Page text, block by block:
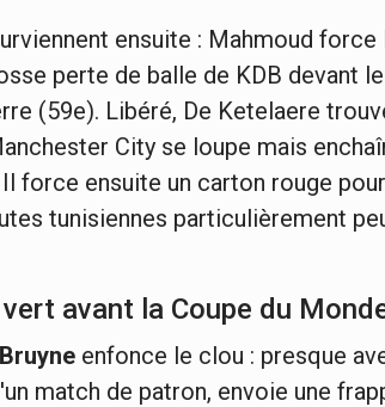
ensuite : Mahmoud
perte de balle de KDB devant
(59e). Libéré, De Ketelaere
City se loupe mais
force ensuite un carton rouge
tunisiennes particulièrement
avant la Coupe du
enfonce le clou : presque
match de patron, envoie une